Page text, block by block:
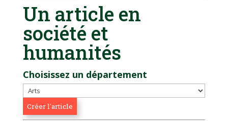
Un article en
société et
humanités
Choisissez un département